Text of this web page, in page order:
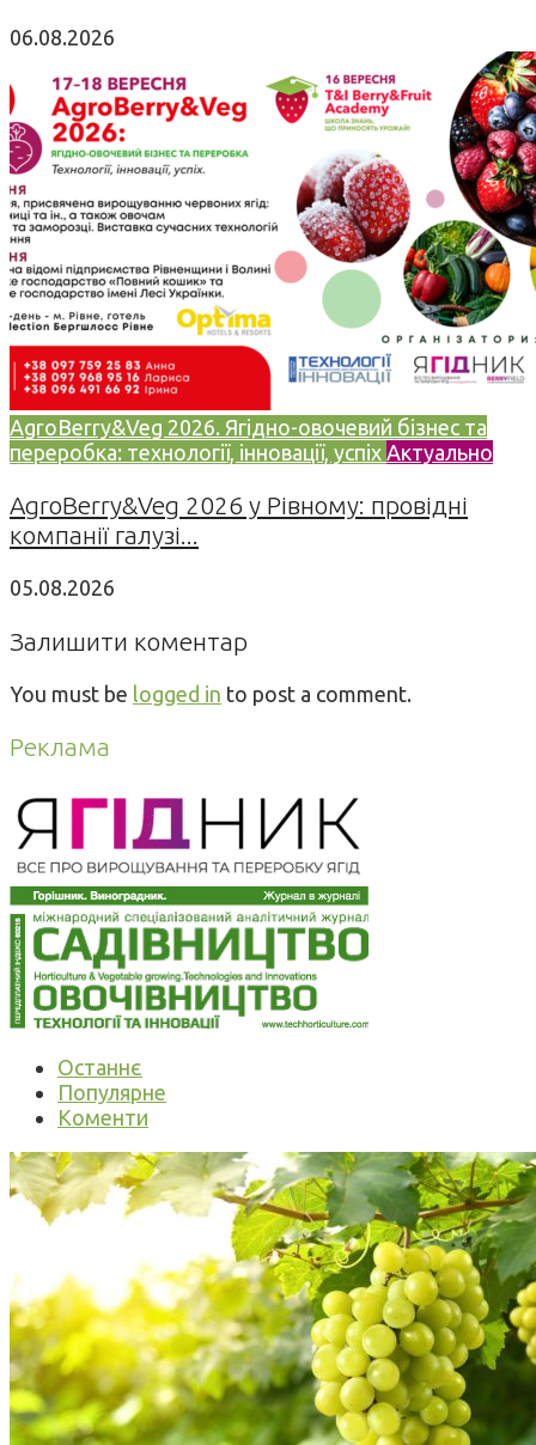
06.08.2026
AgroBerry&Veg 2026. Ягідно-овочевий бізнес та
переробка: технології, інновації, успіх Актуально
AgroBerry&Veg 2026 у Рівному: провідні
компанії галузі...
05.08.2026
Залишити коментар
You must be logged in to post a comment.
Реклама
Останнє
Популярне
Коменти